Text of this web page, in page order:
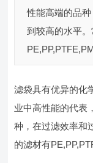
性能高端的品
到较高的水平
滤袋具有优异的化
业中高性能的代表
种，在过滤效率和
的滤材有